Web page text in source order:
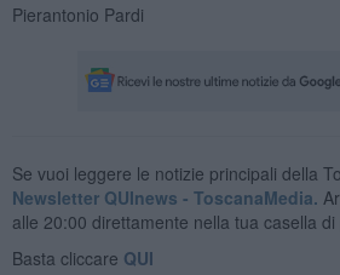
Pierantonio Pardi
Se vuoi leggere le notizie principali della
Newsletter QUInews - ToscanaMedia.
alle 20:00 direttamente nella tua casella di
Basta cliccare QUI